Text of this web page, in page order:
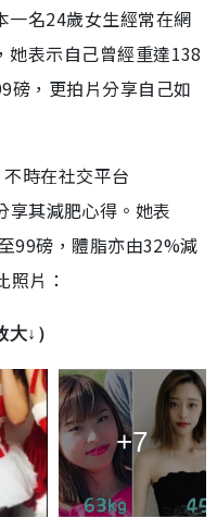
一名24歲女生經常在網
她表示自己曾經重達138
磅，更拍片分享自己如
時在社交平台
其減肥心得。她表
99磅，體脂亦由32%減
照片：
大↓）
+7